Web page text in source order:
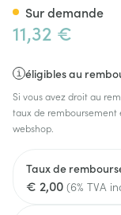
11,32 €
éligibles au
Si vous avez droit au
taux de remboursement
webshop.
Taux de
€ 2,00 (6% TVA
Sur demande